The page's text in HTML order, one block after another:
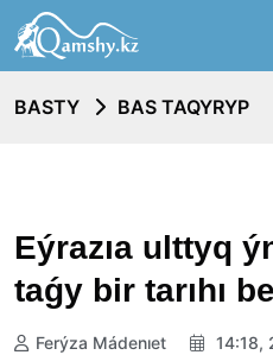
BASTY BAS TAQYRYP
Eýrazıa ulttyq
taǵy bir tarıhı
Ferýza Mádenıet 14:18,